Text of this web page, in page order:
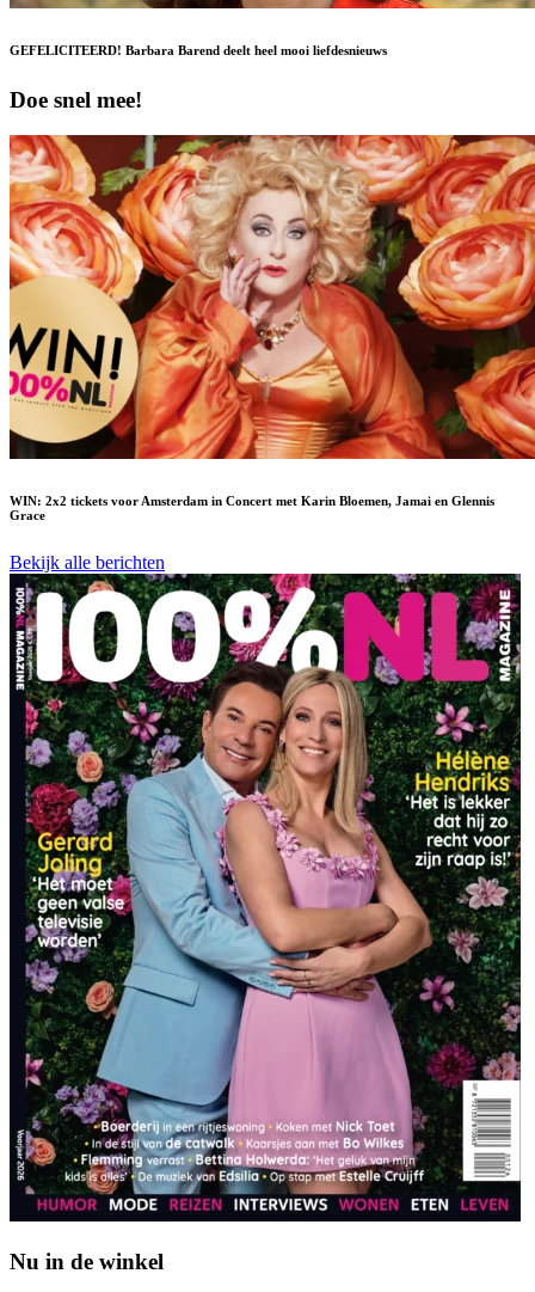
GEFELICITEERD! Barbara Barend deelt heel mooi liefdesnieuws
Doe snel mee!
WIN: 2x2 tickets voor Amsterdam in Concert met Karin Bloemen, Jamai en Glennis
Grace
Bekijk alle berichten
Nu in de winkel